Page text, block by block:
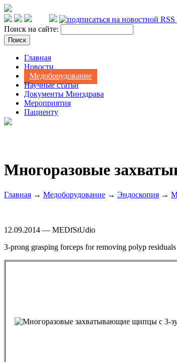
Поиск на сайте:
Главная
Новости
Медоборудование
Научные статьи
Документы Минздрава
Мероприятия
Пациенту
Многоразовые
Главная → Медоборудование → Эндоскопия →
12.09.2014 — MEDfStUdio
3-prong grasping forceps for removing polyp